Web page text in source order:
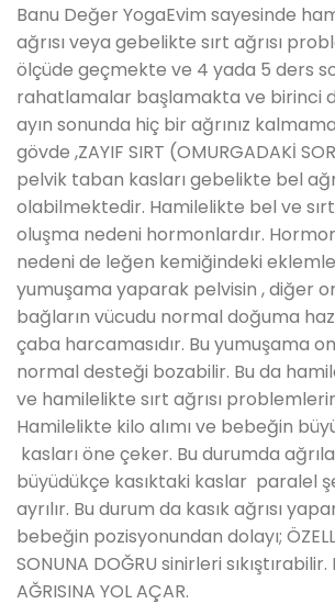
Banu Değer YogaEvim sayesinde
ağrısı veya gebelikte sırt ağrısı
ölçüde geçmekte ve 4 yada 5 ders
rahatlamalar başlamakta ve birinci
ayın sonunda hiç bir ağrınız
gövde ,ZAYIF SIRT (OMURGADAKİ
pelvik taban kasları gebelikte bel
olabilmektedir. Hamilelikte bel ve sırt
oluşma nedeni hormonlardır.
nedeni de leğen kemiğindeki
yumuşama yaparak pelvisin , diğer
bağların vücudu normal doğuma
çaba harcamasıdır. Bu yumuşama
normal desteği bozabilir. Bu da
ve hamilelikte sırt ağrısı
Hamilelikte kilo alımı ve bebeğin
kasları öne çeker. Bu durumda
büyüdükçe kasıktaki kaslar paralel
ayrılır. Bu durum da kasık ağrısı
bebeğin pozisyonundan dolayı;
SONUNA DOĞRU sinirleri sıkıştırabilir.
AĞRISINA YOL AÇAR.